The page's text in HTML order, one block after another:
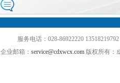
服务电话：028-86922220
企业邮箱： service@cdxwcx.com 版权所有：